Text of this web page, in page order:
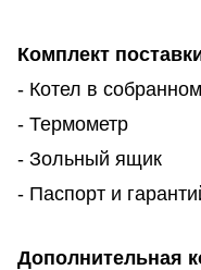
Комплект
- Котел в
- Термометр
- Зольный ящик
- Паспорт и
Дополнительная